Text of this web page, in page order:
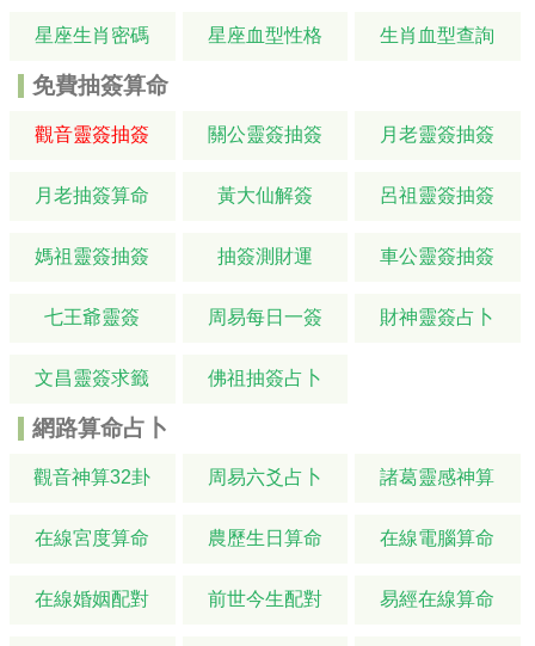
星座生肖密碼 星座血型性格 生肖血型查詢
免費抽簽算命
觀音靈簽抽簽 關公靈簽抽簽 月老靈簽抽簽
月老抽簽算命 黃大仙解簽 呂祖靈簽抽簽
媽祖靈簽抽簽 抽簽測財運 車公靈簽抽簽
七王爺靈簽 周易每日一簽 財神靈簽占卜
文昌靈簽求籤 佛祖抽簽占卜
網路算命占卜
觀音神算32卦 周易六爻占卜 諸葛靈感神算
在線宮度算命 農歷生日算命 在線電腦算命
在線婚姻配對 前世今生配對 易經在線算命